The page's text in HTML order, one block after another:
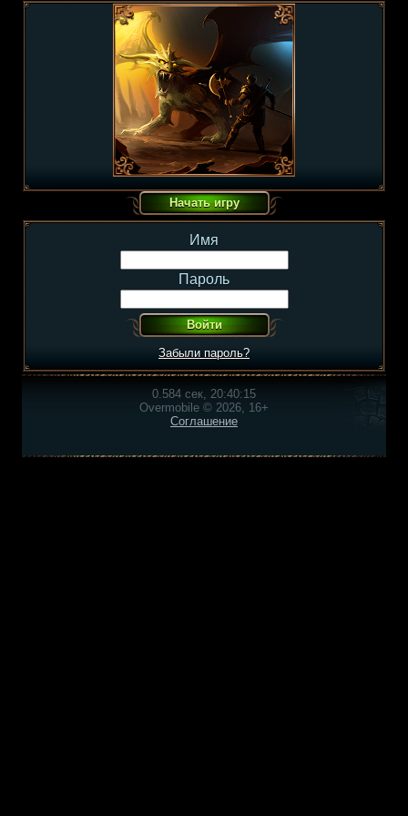
Имя
Пароль
Забыли пароль?
0.584 сек, 20:40:15
Overmobile © 2026, 16+
Соглашение